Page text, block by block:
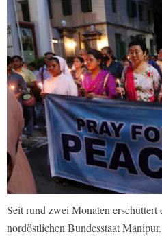
Seit rund zwei Monaten
nordöstlichen Bundesstaat